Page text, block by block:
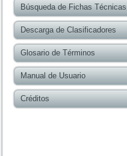
Búsqueda de Fichas Técnicas
Descarga de Clasificadores
Glosario de Términos
Manual de Usuario
Créditos